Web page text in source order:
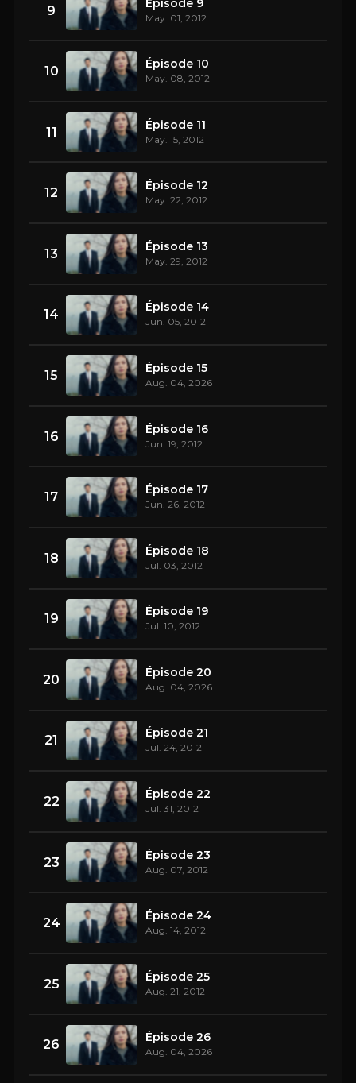
9 May. 01, 2012
10 Épisode 10
May. 08, 2012
11 Épisode 11
May. 15, 2012
12 Épisode 12
May. 22, 2012
13 Épisode 13
May. 29, 2012
14 Épisode 14
Jun. 05, 2012
15 Épisode 15
Aug. 04, 2026
16 Épisode 16
Jun. 19, 2012
17 Épisode 17
Jun. 26, 2012
18 Épisode 18
Jul. 03, 2012
19 Épisode 19
Jul. 10, 2012
20 Épisode 20
Aug. 04, 2026
21 Épisode 21
Jul. 24, 2012
22 Épisode 22
Jul. 31, 2012
23 Épisode 23
Aug. 07, 2012
24 Épisode 24
Aug. 14, 2012
25 Épisode 25
Aug. 21, 2012
26 Épisode 26
Aug. 04, 2026